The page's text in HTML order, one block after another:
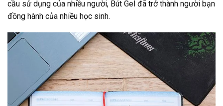
cầu sử dụng của nhiều người, Bút Gel đã trở thành người bạn
đồng hành của nhiều học sinh.